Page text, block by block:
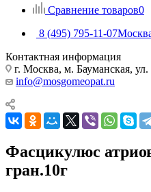
Сравнение товаров0
8 (495) 795-11-07
Контактная информация
г. Москва, м. Бауманская,
info@mosgomeopat.ru
Фасцикулюс
гран.10г